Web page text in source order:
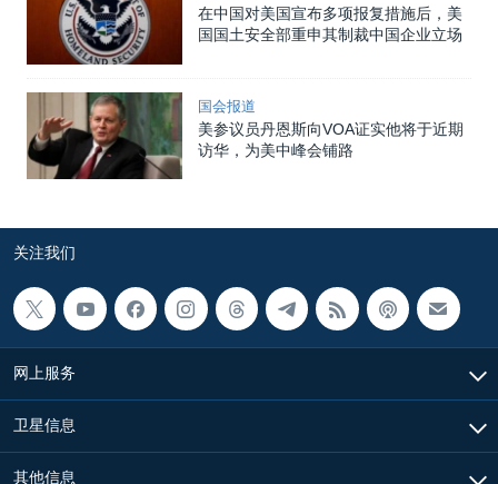
在中国对美国宣布多项报复措施后，美
国国土安全部重申其制裁中国企业立场
国会报道
美参议员丹恩斯向VOA证实他将于近期
访华，为美中峰会铺路
关注我们
网上服务
卫星信息
其他信息